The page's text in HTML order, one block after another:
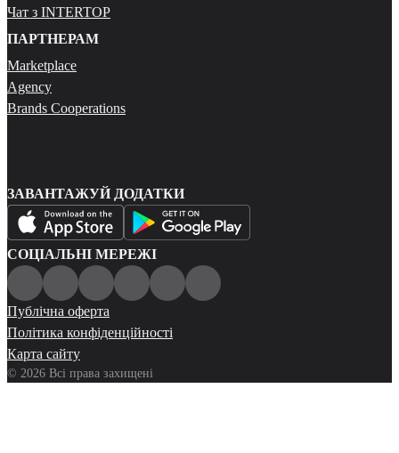
Чат з INTERTOP
ПАРТНЕРАМ
Marketplace
Agency
Brands Cooperations
ЗАВАНТАЖУЙ ДОДАТКИ
СОЦІАЛЬНІ МЕРЕЖІ
Публічна оферта
Політика конфіденційності
Карта сайту
© 2026 Всі права захищені